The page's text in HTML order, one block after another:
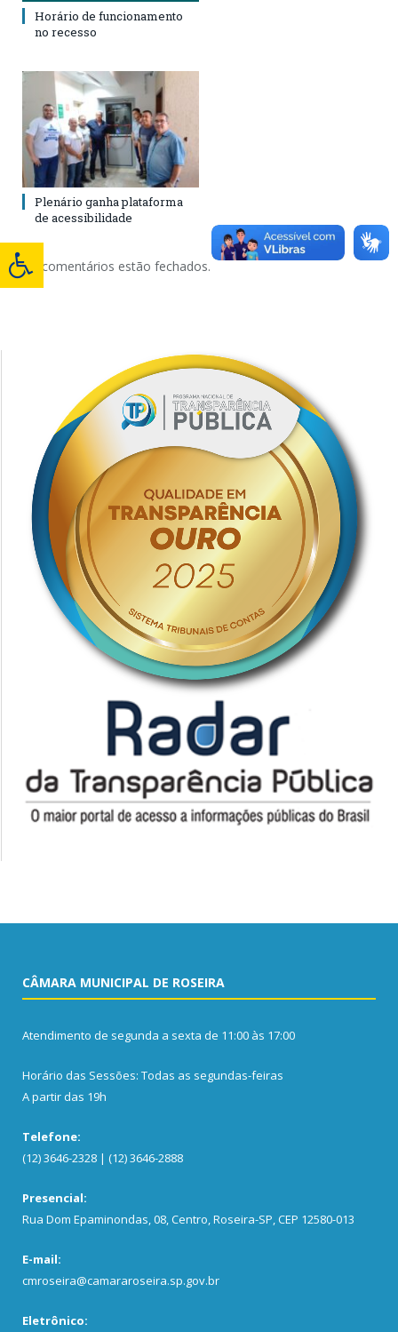
Horário de funcionamento
no recesso
Plenário ganha plataforma
de acessibilidade
Os comentários estão fechados.
CÂMARA MUNICIPAL DE ROSEIRA
Atendimento de segunda a sexta de 11:00 às 17:00
Horário das Sessões: Todas as segundas-feiras
A partir das 19h
Telefone:
(12) 3646-2328 | (12) 3646-2888
Presencial:
Rua Dom Epaminondas, 08, Centro, Roseira-SP, CEP 12580-013
E-mail:
cmroseira@camararoseira.sp.gov.br
Eletrônico: